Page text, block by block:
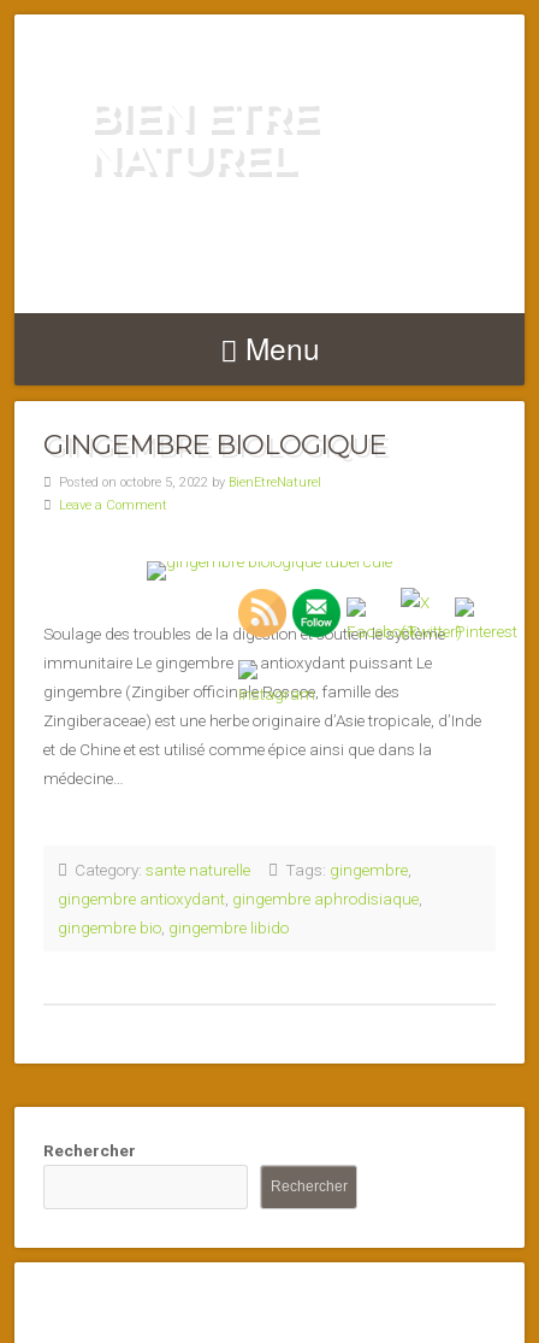
BIEN ETRE
NATUREL
Menu
GINGEMBRE BIOLOGIQUE
Posted on octobre 5, 2022 by BienEtreNaturel
Leave a Comment
Soulage des troubles de la digestion et soutien le système
immunitaire Le gingembre un antioxydant puissant Le
gingembre (Zingiber officinale Roscoe, famille des
Zingiberaceae) est une herbe originaire d’Asie tropicale, d’Inde
et de Chine et est utilisé comme épice ainsi que dans la
médecine…
Category: sante naturelle Tags: gingembre
gingembre antioxydant gingembre aphrodisiaque
gingembre bio gingembre libido
Rechercher
Rechercher